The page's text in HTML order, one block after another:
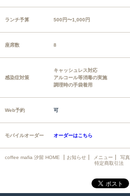
ランチ予算 500円〜1,000円
座席数 8
感染症対策
キャッシュレス対応
アルコール等消毒の実施
調理時の手袋着用
Web予約 可
モバイルオーダー オーダーはこちら
coffee mafia 汐留 HOME お知らせ メニュー 写真
特定商取引法